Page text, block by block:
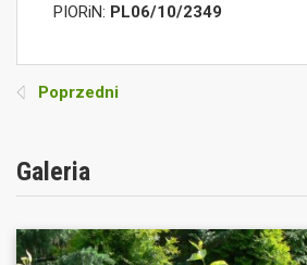
PIORiN: PL06/10/2349
Poprzedni
Galeria